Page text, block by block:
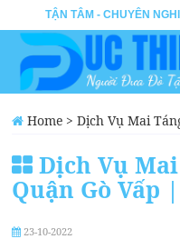
TẬN TÂM - CHUYÊN
Home >Dịch Vụ Mai
Dịch Vụ
Quận Gò Vấp
23-10-2022